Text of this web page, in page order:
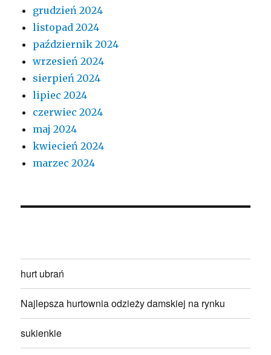
grudzień 2024
listopad 2024
październik 2024
wrzesień 2024
sierpień 2024
lipiec 2024
czerwiec 2024
maj 2024
kwiecień 2024
marzec 2024
hurt ubrań
Najlepsza hurtownia odzieży damskiej na rynku
sukienkie